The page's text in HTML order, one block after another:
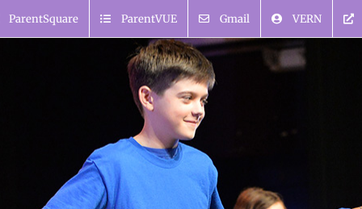
ParentSquare ParentVUE Gmail VERN